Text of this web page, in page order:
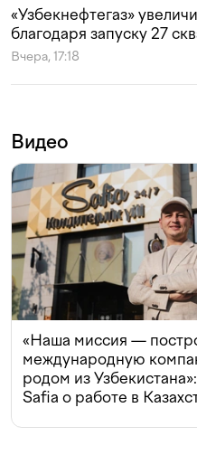
«Узбекнефтегаз»
благодаря запуску 27
Вчера, 17:18
Видео
«Наша миссия —
международную
родом из Узбекистана»:
Safia о работе в